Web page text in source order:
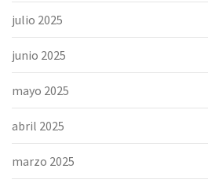
julio 2025
junio 2025
mayo 2025
abril 2025
marzo 2025